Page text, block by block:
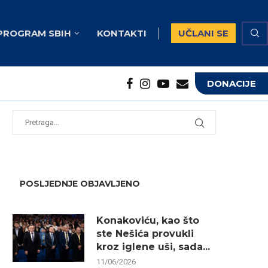
SBIH KONTAKTI UČLANI SE
DONACIJE
POSLJEDNJE OBJAVLJENO
Konakoviću, kao što
ste Nešića provukli
kroz iglene uši, sada...
11/06/2026